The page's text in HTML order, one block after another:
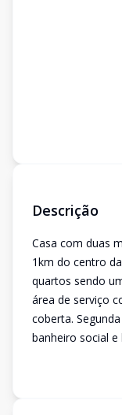
Descrição
Casa com duas
1km do centro
quartos sendo
área de serviço
coberta.
banheiro social e